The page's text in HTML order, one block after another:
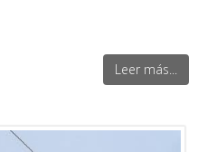
Leer más...